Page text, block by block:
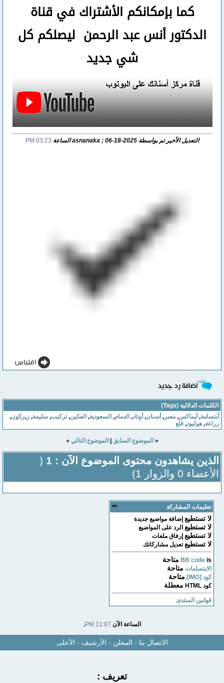
كما بإمكانكم الأشتراك في قناة
الدكتور أنس عبد الرحمن ليصلكم كل
شي جديد
التعديل الأخير تم بواسطة asnanaka ; 06-18-2025 الساعة 03:23 PM
الكلمات الدلالية (Tags)
أبتسامة,أيماكس ,مصر,أسنان,أوتاد,الدمام,السعودية,الفكين,تركيب,سليمة,زيركون,
زراعة,هوليود,قلع
« الموضوع السابق| الموضوع التالي »
الذين يشاهدون محتوى الموضوع الآن : 1
(
الأعضاء 0 والزوار 1)
تعليمات المشاركة
لا تستطيعإضافة مواضيع جديدة
لا تستطيعالرد على المواضيع
لا تستطيعإرفاق ملفات
لا تستطيعتعديل مشاركاتك
BB codeis متاحة
الابتسامات متاحة
كود [IMG] متاحة
كود HTML معطلة
قوانين المنتدى
الساعة الآن11:07 PM
.
الاتصال بنا-المعلن-الأرشيف-الأعلى
تعريف :